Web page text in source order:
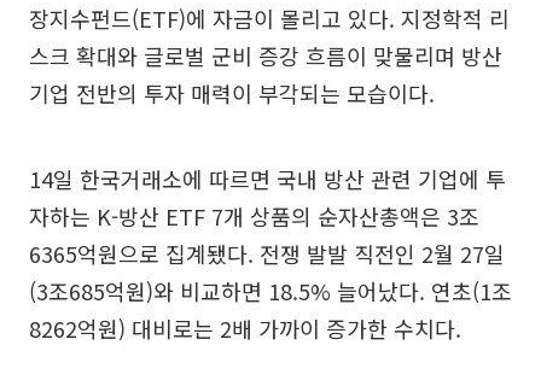
장지수펀드(ETF)에 자금이 몰리고 있다. 지정학적 리
스크 확대와 글로벌 군비 증강 흐름이 맞물리며 방산
기업 전반의 투자 매력이 부각되는 모습이다.
14일 한국거래소에 따르면 국내 방산 관련 기업에 투
자하는 K-방산 ETF 7개 상품의 순자산총액은 3조
6365억원으로 집계됐다. 전쟁 발발 직전인 2월 27일
(3조685억원)와 비교하면 18.5% 늘어났다. 연초(1조
8262억원) 대비로는 2배 가까이 증가한 수치다.